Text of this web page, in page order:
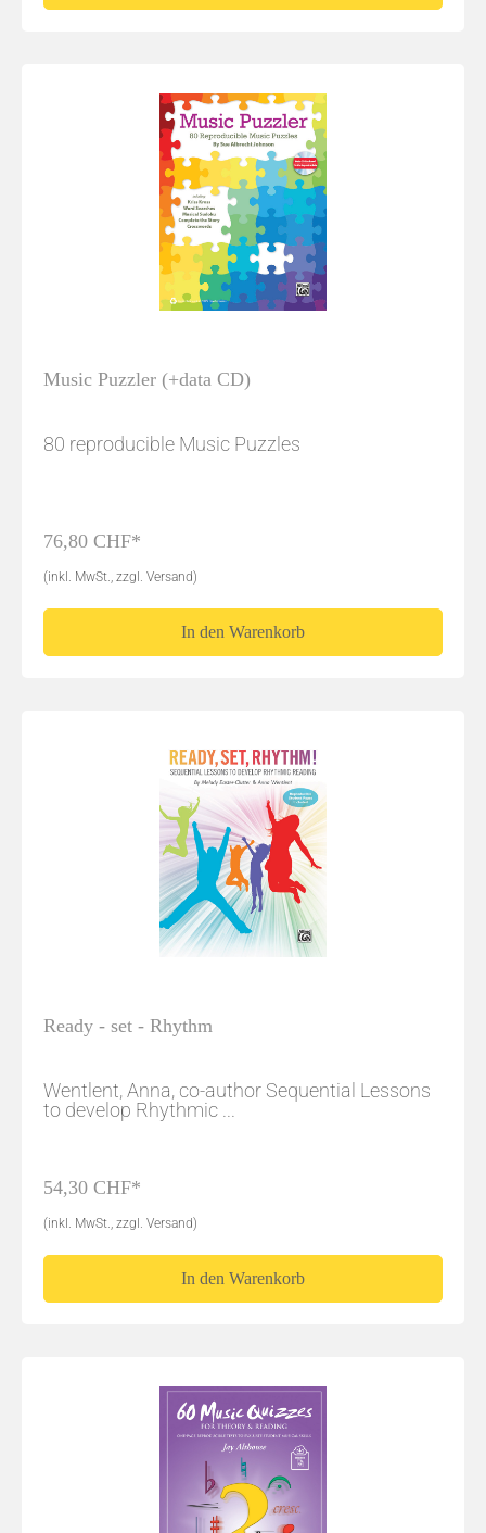
Music Puzzler (+data CD)
80 reproducible Music Puzzles
76,80 CHF*
(inkl. MwSt., zzgl. Versand)
In den Warenkorb
Ready - set - Rhythm
Wentlent, Anna, co-author Sequential Lessons
to develop Rhythmic ...
54,30 CHF*
(inkl. MwSt., zzgl. Versand)
In den Warenkorb